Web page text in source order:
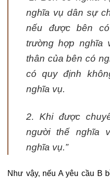
nghĩa vụ dân sự
nếu được bên
trường hợp nghĩa
thân của bên có
có quy định
nghĩa vụ.
2. Khi được
người thế nghĩa
nghĩa vụ.”
Như vậy, nếu A yêu cầu B